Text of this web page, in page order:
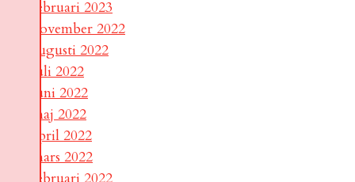
februari 2023
november 2022
augusti 2022
juli 2022
juni 2022
maj 2022
april 2022
mars 2022